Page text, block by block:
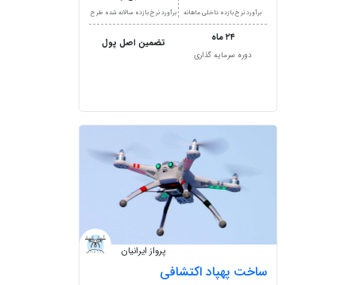
برآورد نرخ بازده داخلی ماهانه برآورد نرخ بازده سالانه شده طرح
۲۴ ماه
دوره سرمایه گذاری
تضمین اصل پول
پرواز ایرانیان
ساخت پهپاد اکتشافی